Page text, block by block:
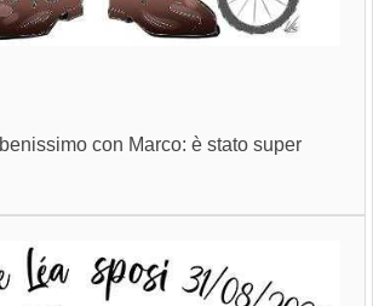
con Marco: è stato super